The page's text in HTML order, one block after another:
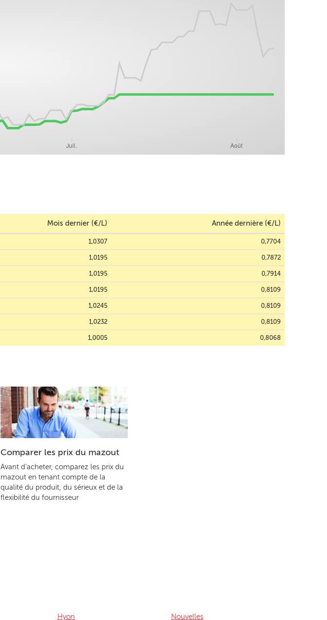
Mois dernier (€/L) Année dernière (€/L)
1,0307 0,7704
1,0195 0,7872
1,0195 0,7914
1,0195 0,8109
1,0245 0,8109
1,0232 0,8109
1,0005 0,8068
Comparer les prix du mazout
Avant d’acheter, comparez les prix du
mazout en tenant compte de la
qualité du produit, du sérieux et de la
flexibilité du fournisseur
Hyon Nouvelles